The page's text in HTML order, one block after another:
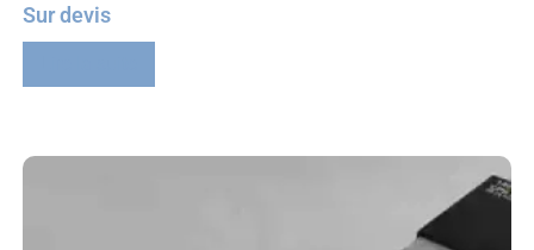
Sur devis